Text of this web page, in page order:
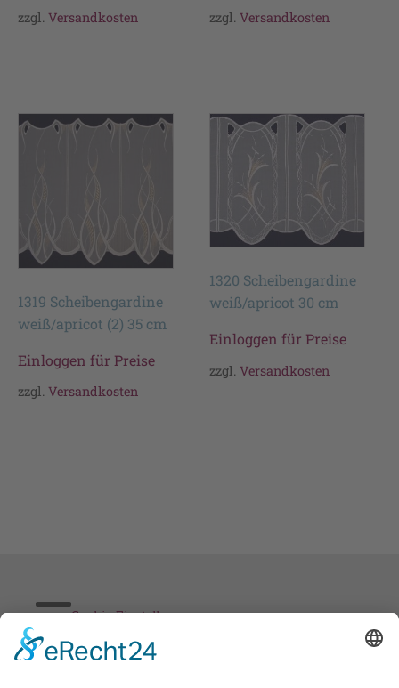
zzgl. Versandkosten zzgl.Versandkosten
1319 Scheibengardine
weiß/apricot (2) 35 cm
Einloggen für Preise
zzgl. Versandkosten
1320 Scheibengardine
weiß/apricot 30 cm
Einloggen für Preise
zzgl.Versandkosten
Cookie-Einstellungen